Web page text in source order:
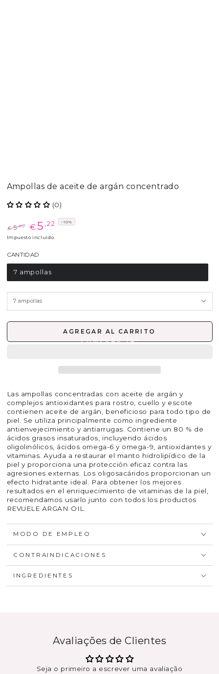
Ampollas de aceite de argán concentrado
(0)
Precio
regular
€ 5,80
Precio
de
venta
€5 ,22 –10%
Impuesto incluido.
CANTIDAD
7 ampollas
AGREGAR AL CARRITO
Las ampollas concentradas con aceite de argán y
complejos antioxidantes para rostro, cuello y escote
contienen aceite de argán, beneficioso para todo tipo de
piel. Se utiliza principalmente como ingrediente
antienvejecimiento y antiarrugas. Contiene un 80 % de
ácidos grasos insaturados, incluyendo ácidos
oligolinólicos, ácidos omega-6 y omega-9, antioxidantes y
vitaminas. Ayuda a restaurar el manto hidrolipídico de la
piel y proporciona una protección eficaz contra las
agresiones externas. Los oligosacáridos proporcionan un
efecto hidratante ideal. Para obtener los mejores
resultados en el enriquecimiento de vitaminas de la piel,
recomendamos usarlo junto con todos los productos
REVUELE ARGAN OIL.
MODO DE EMPLEO
CONTRAINDICACIONES
INGREDIENTES
Avaliações de Clientes
Seja o primeiro a escrever uma avaliação